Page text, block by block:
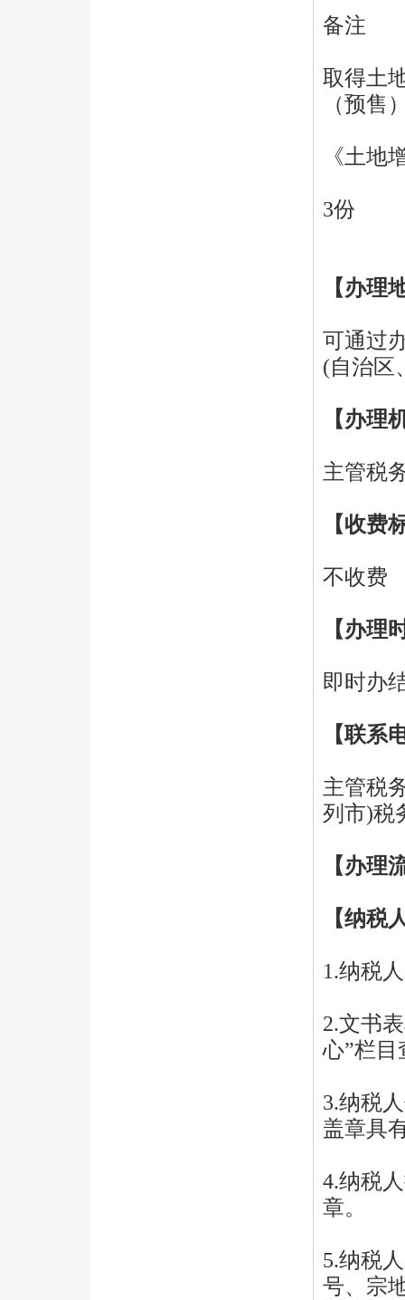
备注
取得土
（预售
《土地
3份
【办理
可通过
(自治区
【办理
主管税
【收费
不收费
【办理
即时办
【联系
主管税
列市)税
【办理
【纳税
1.纳税
2.文书
心”栏
3.纳税
盖章具
4.纳税
章。
5.纳税
号、宗